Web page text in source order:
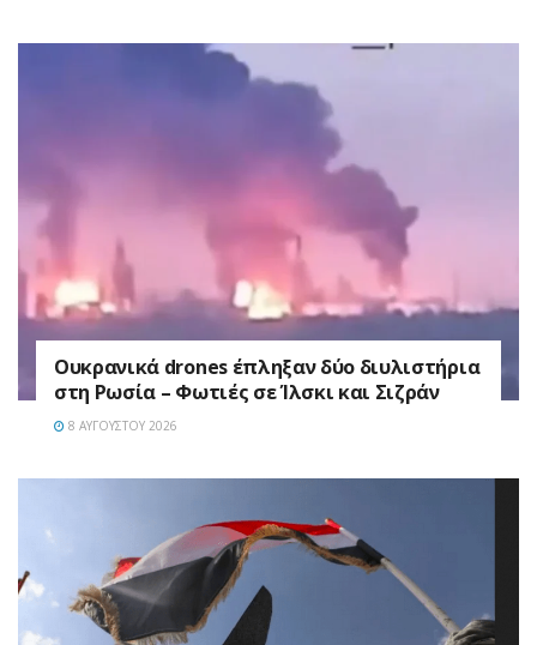
Ουκρανικά drones έπληξαν δύο διυλιστήρια
στη Ρωσία – Φωτιές σε Ίλσκι και Σιζράν
8 ΑΥΓΟΎΣΤΟΥ 2026